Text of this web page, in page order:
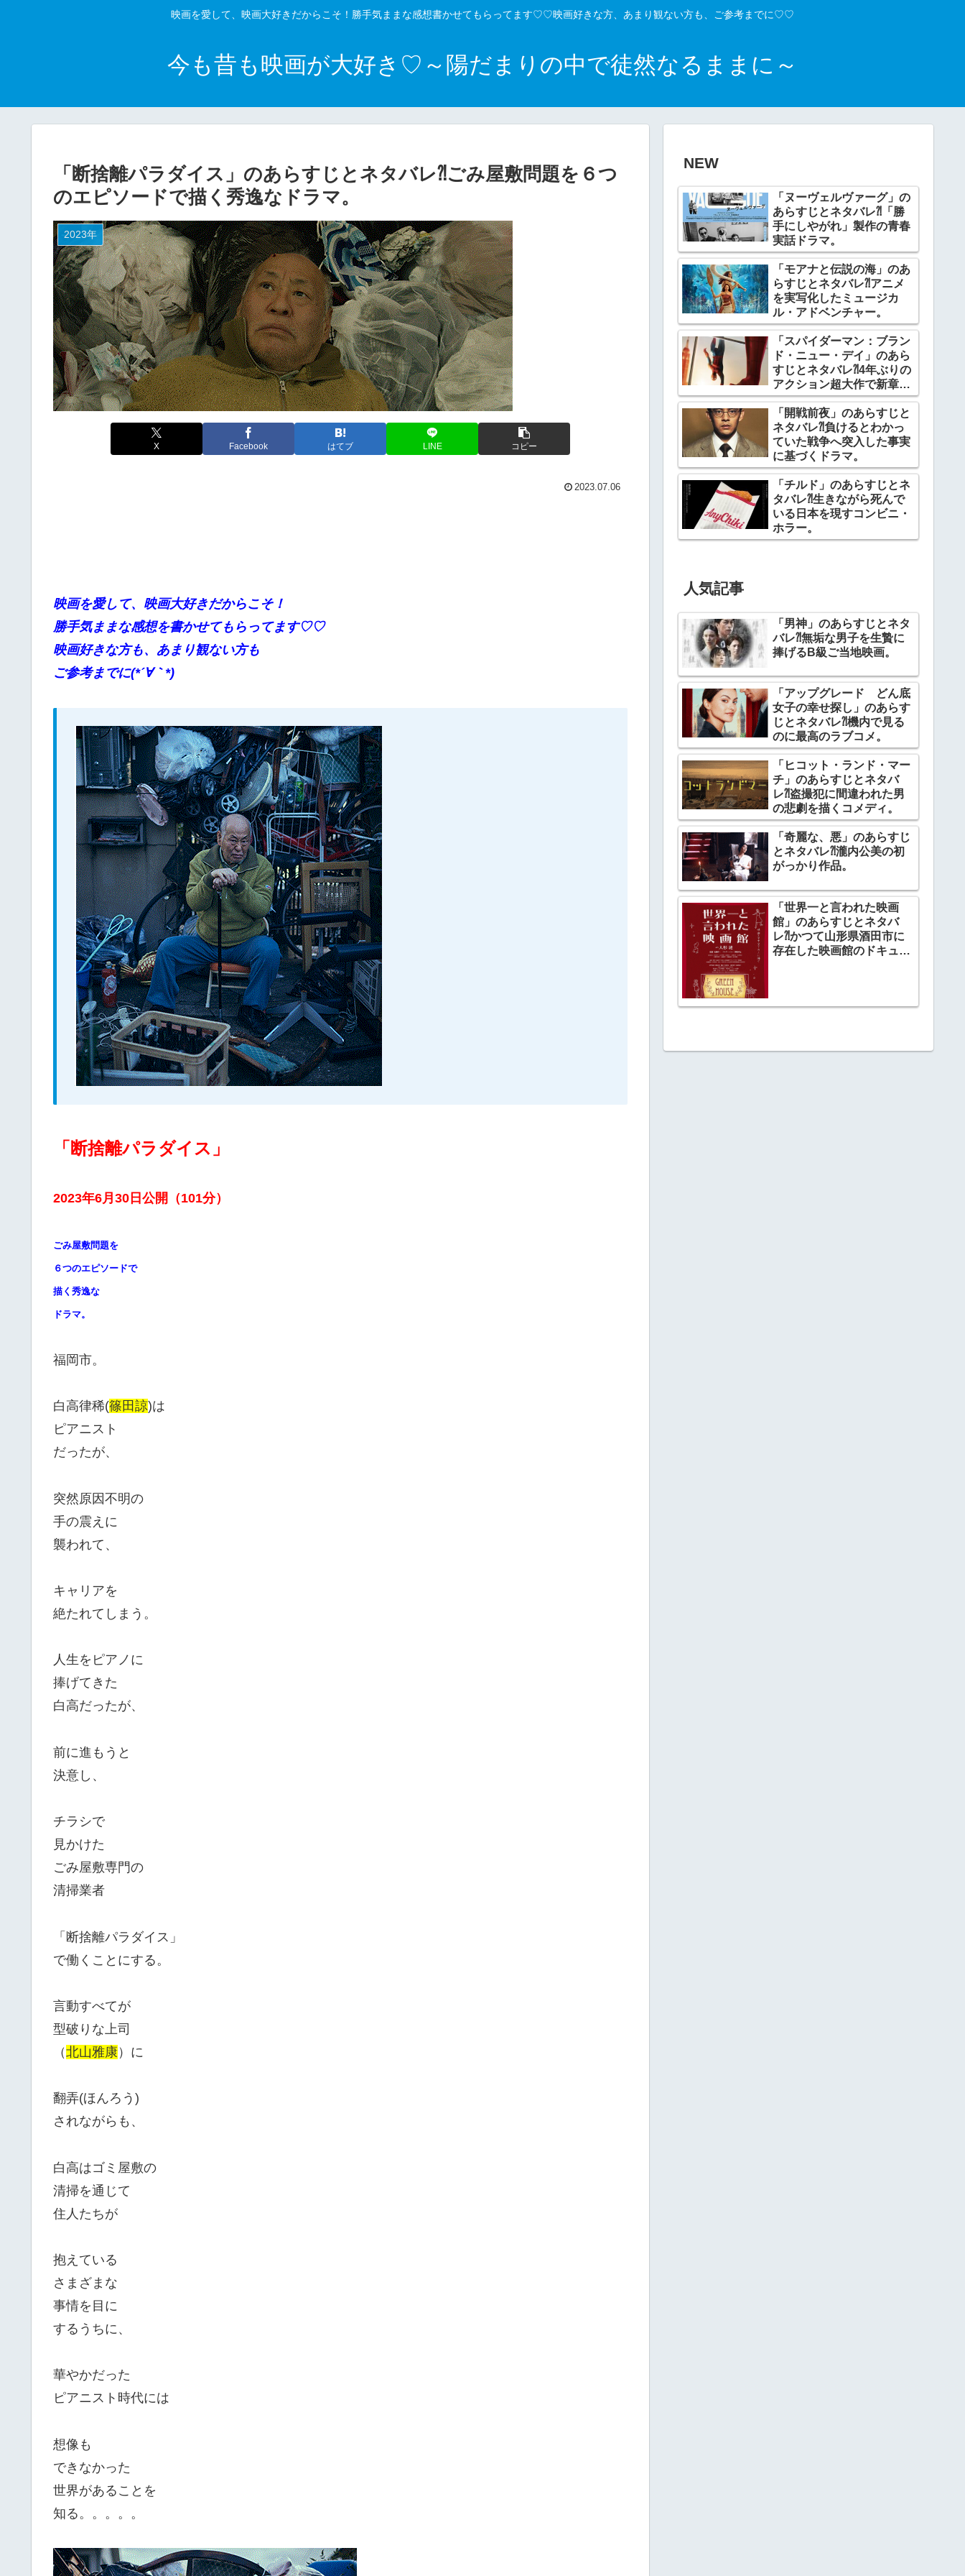
映画を愛して、映画大好きだからこそ！勝手気ままな感想書かせてもらってます♡♡映画好きな方、あまり観ない方も、ご参考までに♡♡
今も昔も映画が大好き♡～陽だまりの中で徒然なるままに～
「断捨離パラダイス」のあらすじとネタバレ⁈ごみ屋敷問題を６つ
のエピソードで描く秀逸なドラマ。
2023年
X Facebook はてブ LINE コピー
2023.07.06
映画を愛して、映画大好きだからこそ！
勝手気ままな感想を書かせてもらってます♡♡
映画好きな方も、あまり観ない方も
ご参考までに(*´∀｀*)
「断捨離パラダイス」
2023年6月30日公開（101分）
ごみ屋敷問題を
６つのエピソードで
描く秀逸な
ドラマ。
福岡市。
白高律稀(篠田諒)は
ピアニスト
だったが、
突然原因不明の
手の震えに
襲われて、
キャリアを
絶たれてしまう。
人生をピアノに
捧げてきた
白高だったが、
前に進もうと
決意し、
チラシで
見かけた
ごみ屋敷専門の
清掃業者
「断捨離パラダイス」
で働くことにする。
言動すべてが
型破りな上司
（北山雅康 ）に
翻弄(ほんろう)
されながらも、
白高はゴミ屋敷の
清掃を通じて
住人たちが
抱えている
さまざまな
事情を目に
するうちに、
華やかだった
ピアニスト時代には
想像も
できなかった
世界があることを
知る。。。。。
NEW
「ヌーヴェルヴァーグ」の
あらすじとネタバレ⁈「勝
手にしやがれ」製作の青春
実話ドラマ。
「モアナと伝説の海」のあ
らすじとネタバレ⁈アニメ
を実写化したミュージカ
ル・アドベンチャー。
「スパイダーマン：ブラン
ド・ニュー・デイ」のあら
すじとネタバレ⁈4年ぶりの
アクション超大作で新章開
幕。
「開戦前夜」のあらすじと
ネタバレ⁈負けるとわかっ
ていた戦争へ突入した事実
に基づくドラマ。
「チルド」のあらすじとネ
タバレ⁈生きながら死んで
いる日本を現すコンビニ・
ホラー。
人気記事
「男神」のあらすじとネタ
バレ⁈無垢な男子を生贄に
捧げるB級ご当地映画。
「アップグレード どん底
女子の幸せ探し」のあらす
じとネタバレ⁈機内で見る
のに最高のラブコメ。
「ヒコット・ランド・マー
チ」のあらすじとネタバ
レ⁈盗撮犯に間違われた男
の悲劇を描くコメディ。
「奇麗な、悪」のあらすじ
とネタバレ⁈瀧内公美の初
がっかり作品。
「世界一と言われた映画
館」のあらすじとネタバ
レ⁈かつて山形県酒田市に
存在した映画館のドキュメ